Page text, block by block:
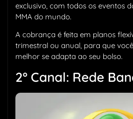
exclusivo, com todos os eventos
MMA do mundo.
A cobrança é feita em planos
trimestral ou anual, para que
melhor se adapta ao seu bolso.
2º Canal: Rede